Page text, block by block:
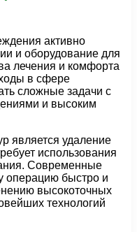
активно
и оборудование для
лечения и комфорта
в сфере
сложные задачи с
и высоким
является удаление
использования
Современные
операцию быстро и
высокоточных
технологий